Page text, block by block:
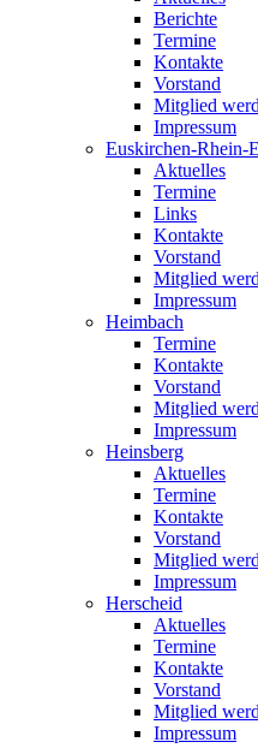
Berichte
Termine
Kontakte
Vorstand
Mitglied
Impressum
Euskirchen-Rhein-
Aktuelles
Termine
Links
Kontakte
Vorstand
Mitglied
Impressum
Heimbach
Termine
Kontakte
Vorstand
Mitglied
Impressum
Heinsberg
Aktuelles
Termine
Kontakte
Vorstand
Mitglied
Impressum
Herscheid
Aktuelles
Termine
Kontakte
Vorstand
Mitglied
Impressum